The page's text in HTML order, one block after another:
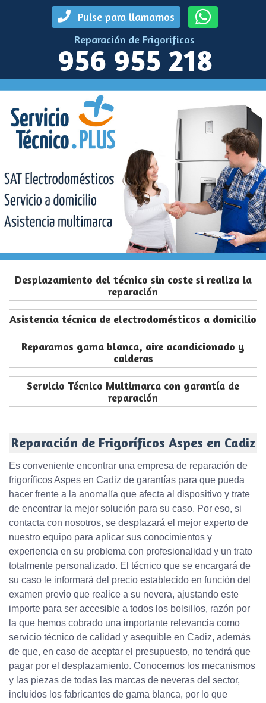
Pulse para llamarnos
Reparación de Frigorificos
956 955 218
Desplazamiento del técnico sin coste si realiza la
reparación
Asistencia técnica de electrodomésticos a domicilio
Reparamos gama blanca, aire acondicionado y
calderas
Servicio Técnico Multimarca con garantía de
reparación
Reparación de Frigoríficos Aspes en Cadiz
Es conveniente encontrar una empresa de reparación de
frigoríficos Aspes en Cadiz de garantías para que pueda
hacer frente a la anomalía que afecta al dispositivo y trate
de encontrar la mejor solución para su caso. Por eso, si
contacta con nosotros, se desplazará el mejor experto de
nuestro equipo para aplicar sus conocimientos y
experiencia en su problema con profesionalidad y un trato
totalmente personalizado. El técnico que se encargará de
su caso le informará del precio establecido en función del
examen previo que realice a su nevera, ajustando este
importe para ser accesible a todos los bolsillos, razón por
la que hemos cobrado una importante relevancia como
servicio técnico de calidad y asequible en Cadiz, además
de que, en caso de aceptar el presupuesto, no tendrá que
pagar por el desplazamiento. Conocemos los mecanismos
y las piezas de todas las marcas de neveras del sector,
incluidos los fabricantes de gama blanca, por lo que